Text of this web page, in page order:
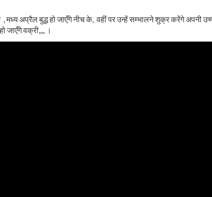
अप्रैल बुद्ध हो जाएँगे नीच के, वहीं पर उन्हें सम्भालने शुक्र करेंगे अपनी उच्च
जाएँगे वक्री,,,, ।